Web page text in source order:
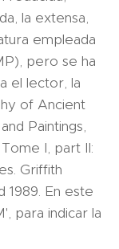
la extensa,
empleada
pero se ha
el lector, la
of Ancient
Paintings,
I, part II:
Griffith
1989. En este
para indicar la